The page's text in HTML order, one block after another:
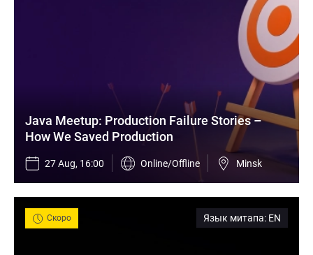
Java Meetup: Production Failure Stories –
How We Saved Production
27 Aug, 16:00 Online/Offline Minsk
Скоро Язык митапа: EN